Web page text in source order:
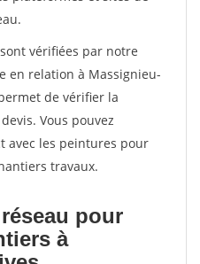
vérifiées par notre
en relation à Massignieu-
de vérifier la
Vous pouvez
avec les peintures pour
travaux.
pour
à